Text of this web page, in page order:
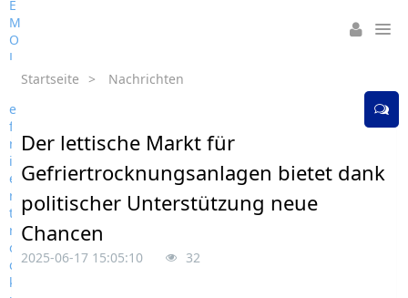
Startseite > Nachrichten
Der lettische Markt für
Gefriertrocknungsanlagen bietet dank
politischer Unterstützung neue
Chancen
2025-06-17 15:05:10 32